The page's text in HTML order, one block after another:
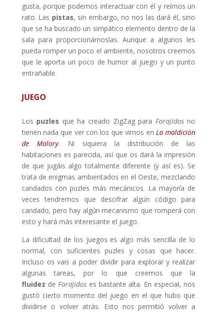
gusta, porque podemos interactuar con él y reírnos un
rato. Las pistas, sin embargo, no nos las dará él, sino
que se ha buscado un simpático elemento dentro de la
sala para proporcionárnoslas. Aunque a algunos les
pueda romper un poco el ambiente, nosotros creemos
que le aporta un poco de humor al juego y un punto
entrañable.
JUEGO
Los puzles que ha creado ZigZag para Forajidosno
tienen nada que ver con los que vimos en La maldición
de Malory. Ni siquiera la distribución de las
habitaciones es parecida, así que os dará la impresión
de que jugáis algo totalmente diferente (y así es). Se
trata de enigmas ambientados en el Oeste, mezclando
candados con puzles más mecánicos. La mayoría de
veces tendremos que descifrar algún código para
candado, pero hay algún mecanismo que romperá con
esto y hará más interesante el juego.
La dificultad de los juegos es algo más sencilla de lo
normal, con suficientes puzles y cosas que hacer.
Incluso os vais a poder dividir para explorar y realizar
algunas tareas, por lo que creemos que la
fluidez de Forajidoses bastante alta. En especial, nos
gustó cierto momento del juego en el que hubo que
dividirse o volver atrás. Esto nos permitió volver a